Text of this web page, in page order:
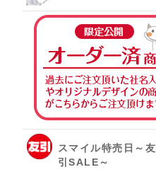
スマイル特売日～友
引SALE～